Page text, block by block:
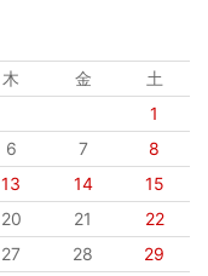
木 金
土
1
6 7
8
13 14
15
20 21
22
27 28
29